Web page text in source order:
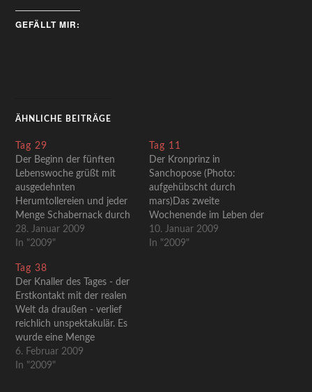
GEFÄLLT MIR:
ÄHNLICHE BEITRÄGE
Tag 29
Der Beginn der fünften
Lebenswoche grüßt mit
ausgedehnten
Herumtollereien und jeder
Menge Schabernack durch
die Welpen. Die Mutti
macht einen, tendenziell,
Eindruck, speziell wenn der
liebe Nachwuchs dem
eigenen Futternapf zu nahe
kommt.Im
zuwachstechnischen Sinne
lief heute wieder alles wie
geschmiert. Neue Woche,
neues Glück. Hurley robbte
28. Januar 2009
In "2009"
Tag 11
Der Kronprinz in
Sanchopose (Photo:
aufgehübscht durch
mars)Das zweite
Wochenende im Leben der
Welpen ist angebrochen.
Frohgemut und
10. Januar 2009
In "2009"
Tag 38
Der Knaller des Tages - der
Erstkontakt mit der realen
Welt da draußen - verlief
reichlich unspektakulär. Es
wurde eine Menge
gewimmert und gezittert.
Nur ein Welpe (Pünktchen)
6. Februar 2009
In "2009"